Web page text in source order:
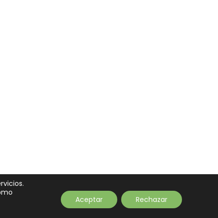
Aceptar Rechazar